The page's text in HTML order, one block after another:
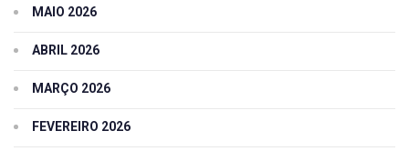
MAIO 2026
ABRIL 2026
MARÇO 2026
FEVEREIRO 2026